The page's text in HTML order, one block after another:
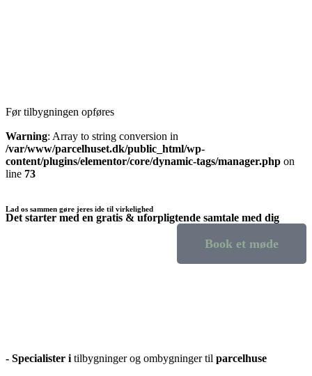
Før tilbygningen opføres
Warning: Array to string conversion in
/var/www/parcelhuset.dk/public_html/wp-
content/plugins/elementor/core/dynamic-tags/manager.php on
line 73
Lad os sammen gøre jeres ide til virkelighed
Det starter med en gratis & uforpligtende samtale med dig
Book et møde
- Specialister i tilbygninger og ombygninger til parcelhuse